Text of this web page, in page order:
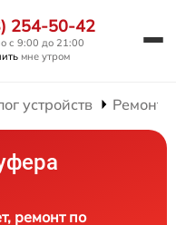
254-50-42
с 9:00 до 21:00
мне утром
устройств Ремонт
ремонт по